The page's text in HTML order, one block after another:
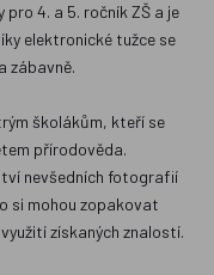
4. a 5. ročník ZŠ a je
elektronické tužce se
zábavně.
školákům, kteří se
přírodověda.
nevšedních fotografií
si mohou zopakovat
získaných znalostí.